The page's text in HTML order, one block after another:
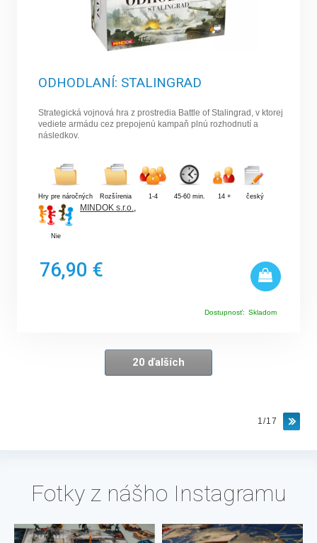
ODHODLANÍ: STALINGRAD
Strategická vojnová hra z prostredia Battle of Stalingrad, v ktorej
vediete armádu cez prepojenú kampaň plnú rozhodnutí a
následkov.
Hry pre náročných Rozšírenia 1-4 45-60 min. 14 + český
Nie
MINDOK s.r.o.,
76,90 €
Dostupnosť: Skladom
20 ďalších
1/17
Fotky z nášho Instagramu